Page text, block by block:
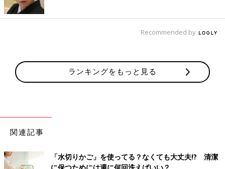
Recommended by
ランキングをもっと見る
関連記事
「水切りかご」を使ってる？なくても大丈夫!? 清潔